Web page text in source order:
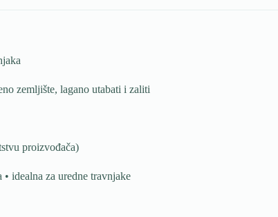
zemljište, lagano utabati i zaliti
proizvođača)
idealna za uredne travnjake